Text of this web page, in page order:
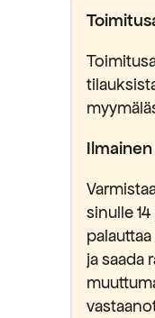
sinulle
ja saada